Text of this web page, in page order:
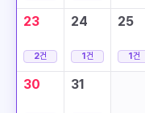
23
2건
24
1건
25
1건
30 31